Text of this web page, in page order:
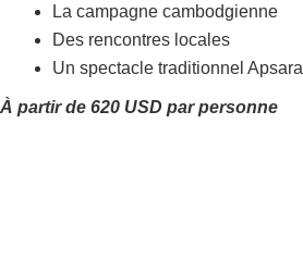
La campagne cambodgienne
Des rencontres locales
Un spectacle traditionnel Apsara
À partir de 620 USD par personne